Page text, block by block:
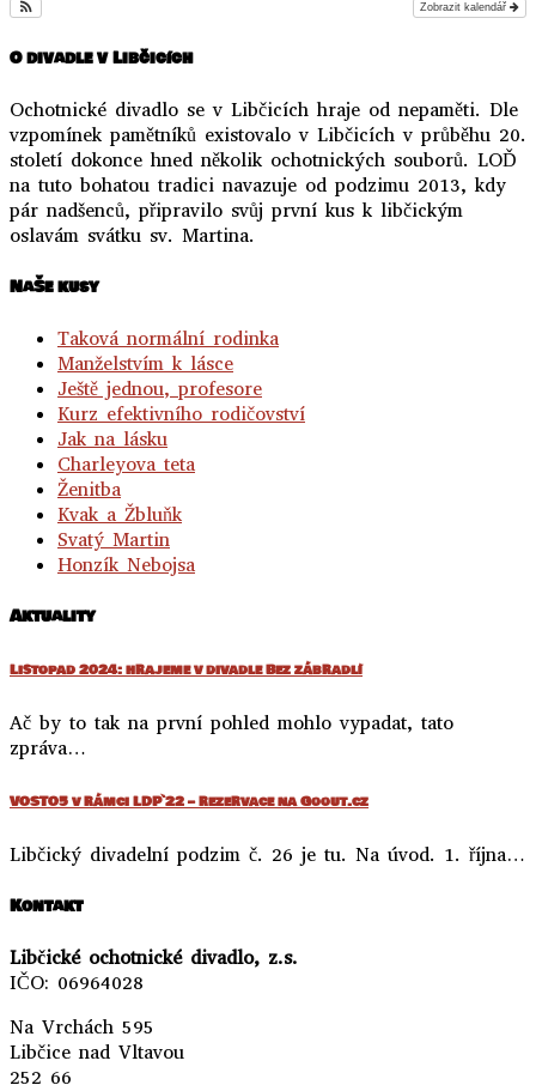
Zobrazit kalendář
O divadle v Libčicích
Ochotnické divadlo se v Libčicích hraje od nepaměti. Dle
vzpomínek pamětníků existovalo v Libčicích v průběhu 20.
století dokonce hned několik ochotnických souborů. LOĎ
na tuto bohatou tradici navazuje od podzimu 2013, kdy
pár nadšenců, připravilo svůj první kus k libčickým
oslavám svátku sv. Martina.
NaŠe kusy
Taková normální rodinka
Manželstvím k lásce
Ještě jednou, profesore
Kurz efektivního rodičovství
Jak na lásku
Charleyova teta
Ženitba
Kvak a Žbluňk
Svatý Martin
Honzík Nebojsa
Aktuality
Listopad 2024: hrajeme v divadle Bez zábradlí
Ač by to tak na první pohled mohlo vypadat, tato
zpráva…
VOSTO5 v rámci LDP`22 – rezervace na Goout.cz
Libčický divadelní podzim č. 26 je tu. Na úvod. 1. října…
Kontakt
Libčické ochotnické divadlo, z.s.
IČO: 06964028
Na Vrchách 595
Libčice nad Vltavou
252 66